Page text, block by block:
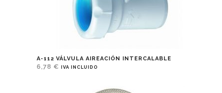
A-112 VÁLVULA AIREACIÓN INTERCALABLE
6,78 € IVA INCLUIDO